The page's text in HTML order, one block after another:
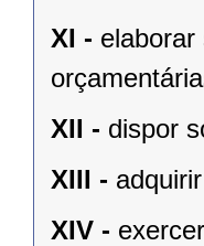
XI -
XII - dispor
XIII -
XIV -